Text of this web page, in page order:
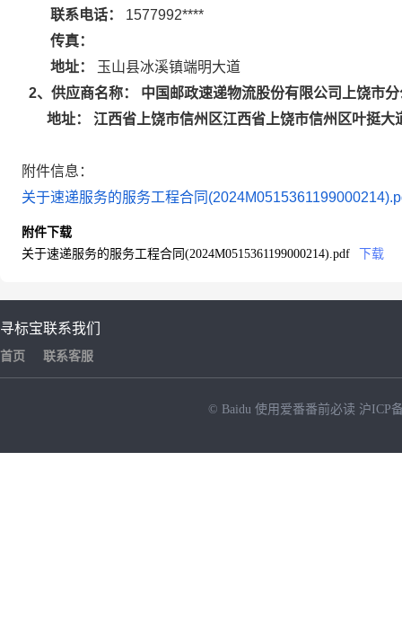
联系电话：
1577992****
传真：
地址：
玉山县冰溪镇端明大道
2、供应商名称： 中国邮政速递物流股份有限公司上饶市
地址： 江西省上饶市信州区江西省上饶市信州区叶挺大
附件信息：
关于速递服务的服务工程合同
附件下载
关于速递服务的服务工程合同(2024M0515361199000214).pdf
下载
寻标宝
首页
联系我们
联系客服
© Baidu 使用爱番番前必读 沪ICP